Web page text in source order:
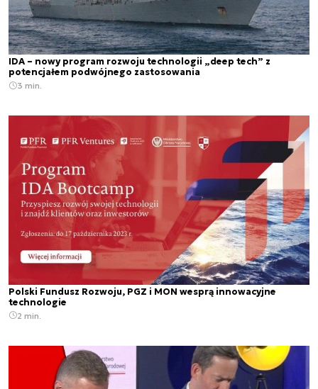
IDA – nowy program rozwoju technologii „deep tech” z
potencjałem podwójnego zastosowania
3 min.
Polski Fundusz Rozwoju, PGZ i MON wesprą innowacyjne
technologie
2 min.